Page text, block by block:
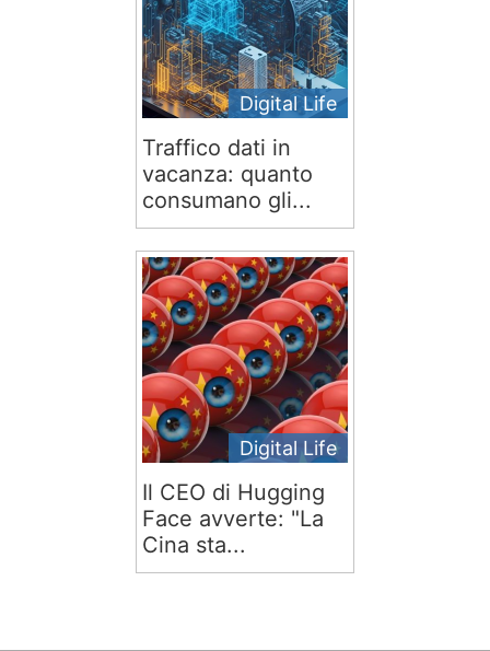
Digital Life
Traffico dati in
vacanza: quanto
consumano gli...
Digital Life
Il CEO di Hugging
Face avverte: "La
Cina sta...